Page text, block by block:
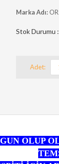
Marka Adı:
Stok Durumu :
Adet:
OLUP